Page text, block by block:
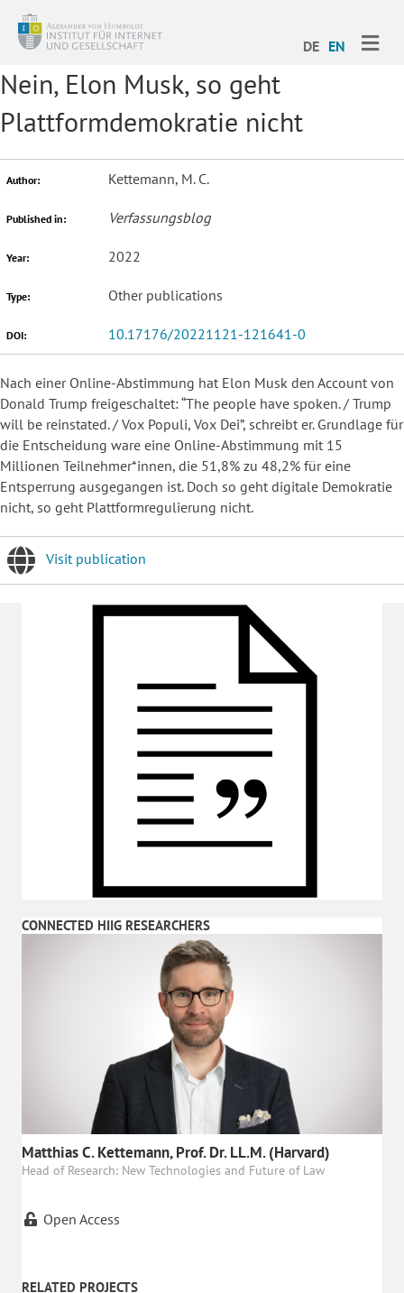
DE EN
Nein, Elon Musk, so geht
Plattformdemokratie nicht
Author: Kettemann, M. C.
Published in: Verfassungsblog
Year: 2022
Type: Other publications
DOI: 10.17176/20221121-121641-0
Nach einer Online-Abstimmung hat Elon Musk den Account von
Donald Trump freigeschaltet: “The people have spoken. / Trump
will be reinstated. / Vox Populi, Vox Dei”, schreibt er. Grundlage für
die Entscheidung ware eine Online-Abstimmung mit 15
Millionen Teilnehmer*innen, die 51,8% zu 48,2% für eine
Entsperrung ausgegangen ist. Doch so geht digitale Demokratie
nicht, so geht Plattformregulierung nicht.
Visit publication
CONNECTED HIIG RESEARCHERS
Matthias C. Kettemann, Prof. Dr. LL.M. (Harvard)
Head of Research: New Technologies and Future of Law
Open Access
RELATED PROJECTS